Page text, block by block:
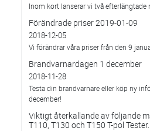
Inom kort lanserar vi två efterlängtade
Förändrade priser 2019-01-09
2018-12-05
Vi förändrar våra priser från den 9
Brandvarnardagen 1 december
2018-11-28
Testa din brandvarnare eller köp ny
december!
Viktigt återkallande av följande
T110, T130 och T150 T-pol Tester.